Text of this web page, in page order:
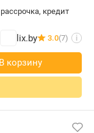
кредит
lix.by 3.0(7) i
В корзину